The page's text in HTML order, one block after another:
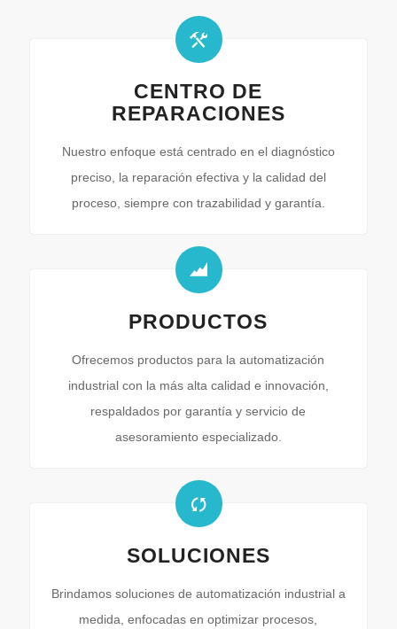
CENTRO DE
REPARACIONES
Nuestro enfoque está centrado en el diagnóstico
preciso, la reparación efectiva y la calidad del
proceso, siempre con trazabilidad y garantía.
PRODUCTOS
Ofrecemos productos para la automatización
industrial con la más alta calidad e innovación,
respaldados por garantía y servicio de
asesoramiento especializado.
SOLUCIONES
Brindamos soluciones de automatización industrial a
medida, enfocadas en optimizar procesos,